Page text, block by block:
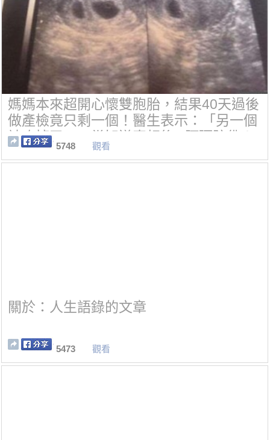
媽媽本來超開心懷雙胞胎，結果40天過後
做產檢竟只剩一個！醫生表示：「另一個
被吃掉了。」當知道真相後...阿彌陀佛！
5748 觀看
關於：人生語錄的文章
5473 觀看